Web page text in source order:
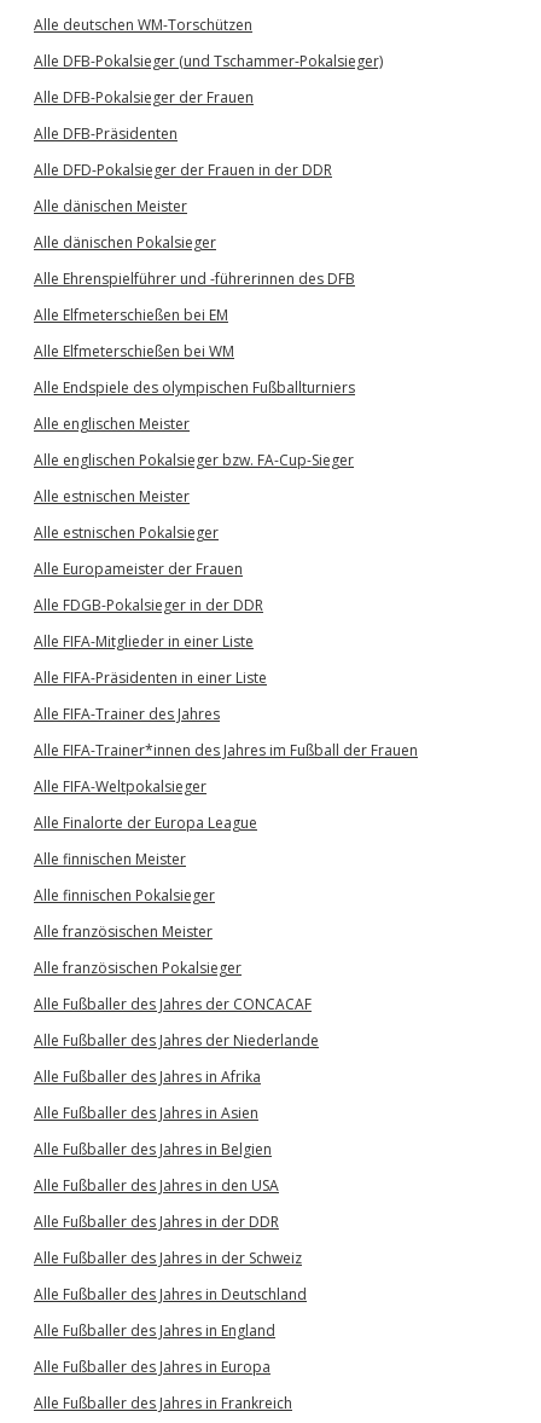
Alle deutschen WM-Torschützen
Alle DFB-Pokalsieger (und Tschammer-Pokalsieger)
Alle DFB-Pokalsieger der Frauen
Alle DFB-Präsidenten
Alle DFD-Pokalsieger der Frauen in der DDR
Alle dänischen Meister
Alle dänischen Pokalsieger
Alle Ehrenspielführer und -führerinnen des DFB
Alle Elfmeterschießen bei EM
Alle Elfmeterschießen bei WM
Alle Endspiele des olympischen Fußballturniers
Alle englischen Meister
Alle englischen Pokalsieger bzw. FA-Cup-Sieger
Alle estnischen Meister
Alle estnischen Pokalsieger
Alle Europameister der Frauen
Alle FDGB-Pokalsieger in der DDR
Alle FIFA-Mitglieder in einer Liste
Alle FIFA-Präsidenten in einer Liste
Alle FIFA-Trainer des Jahres
Alle FIFA-Trainer*innen des Jahres im Fußball der Frauen
Alle FIFA-Weltpokalsieger
Alle Finalorte der Europa League
Alle finnischen Meister
Alle finnischen Pokalsieger
Alle französischen Meister
Alle französischen Pokalsieger
Alle Fußballer des Jahres der CONCACAF
Alle Fußballer des Jahres der Niederlande
Alle Fußballer des Jahres in Afrika
Alle Fußballer des Jahres in Asien
Alle Fußballer des Jahres in Belgien
Alle Fußballer des Jahres in den USA
Alle Fußballer des Jahres in der DDR
Alle Fußballer des Jahres in der Schweiz
Alle Fußballer des Jahres in Deutschland
Alle Fußballer des Jahres in England
Alle Fußballer des Jahres in Europa
Alle Fußballer des Jahres in Frankreich